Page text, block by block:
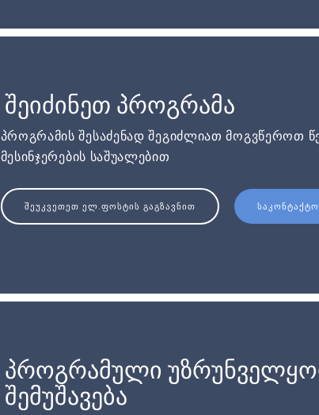
შეიძინეთ პროგრამა
პროგრამის შესაძენად შეგიძლიათ მოგვწეროთ
მესინჯერების საშუალებით
ᲨᲔᲣᲙᲕᲔᲗᲔᲗ ᲔᲚ.ᲤᲝᲡᲢᲘᲡ ᲒᲐᲒᲖᲐᲕᲜᲘᲗ
პროგრამული
შემუშავება